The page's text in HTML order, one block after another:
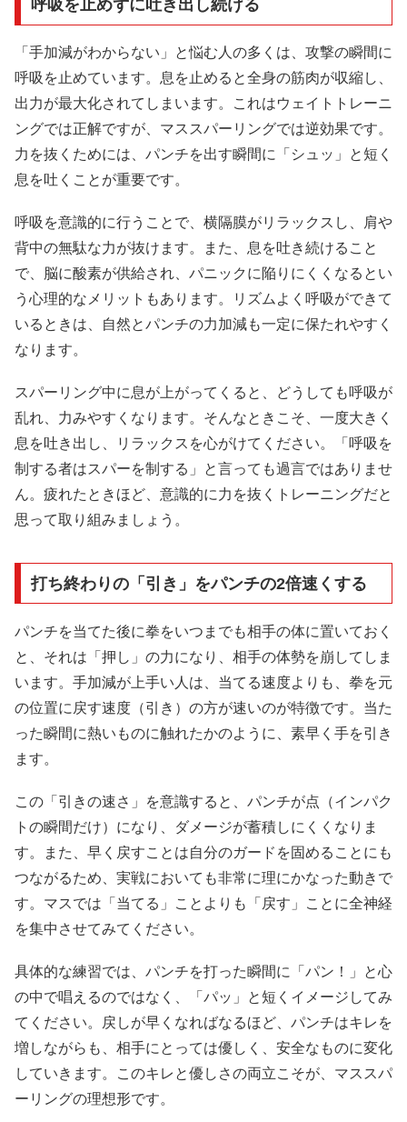
呼吸を止めずに吐き出し続ける
「手加減がわからない」と悩む人の多くは、攻撃の瞬間に
呼吸を止めています。息を止めると全身の筋肉が収縮し、
出力が最大化されてしまいます。これはウェイトトレーニ
ングでは正解ですが、マススパーリングでは逆効果です。
力を抜くためには、パンチを出す瞬間に「シュッ」と短く
息を吐くことが重要です。
呼吸を意識的に行うことで、横隔膜がリラックスし、肩や
背中の無駄な力が抜けます。また、息を吐き続けること
で、脳に酸素が供給され、パニックに陥りにくくなるとい
う心理的なメリットもあります。リズムよく呼吸ができて
いるときは、自然とパンチの力加減も一定に保たれやすく
なります。
スパーリング中に息が上がってくると、どうしても呼吸が
乱れ、力みやすくなります。そんなときこそ、一度大きく
息を吐き出し、リラックスを心がけてください。「呼吸を
制する者はスパーを制する」と言っても過言ではありませ
ん。疲れたときほど、意識的に力を抜くトレーニングだと
思って取り組みましょう。
打ち終わりの「引き」をパンチの2倍速くする
パンチを当てた後に拳をいつまでも相手の体に置いておく
と、それは「押し」の力になり、相手の体勢を崩してしま
います。手加減が上手い人は、当てる速度よりも、拳を元
の位置に戻す速度（引き）の方が速いのが特徴です。当た
った瞬間に熱いものに触れたかのように、素早く手を引き
ます。
この「引きの速さ」を意識すると、パンチが点（インパク
トの瞬間だけ）になり、ダメージが蓄積しにくくなりま
す。また、早く戻すことは自分のガードを固めることにも
つながるため、実戦においても非常に理にかなった動きで
す。マスでは「当てる」ことよりも「戻す」ことに全神経
を集中させてみてください。
具体的な練習では、パンチを打った瞬間に「パン！」と心
の中で唱えるのではなく、「パッ」と短くイメージしてみ
てください。戻しが早くなればなるほど、パンチはキレを
増しながらも、相手にとっては優しく、安全なものに変化
していきます。このキレと優しさの両立こそが、マススパ
ーリングの理想形です。